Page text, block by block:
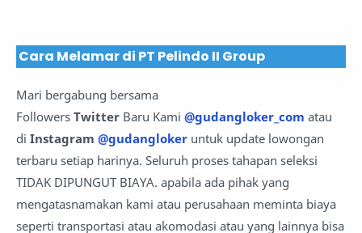
Cara Melamar di PT Pelindo II Group
Mari bergabung bersama
Followers Twitter Baru Kami @gudangloker_com atau
di Instagram @gudangloker untuk update lowongan
terbaru setiap harinya. Seluruh proses tahapan seleksi
TIDAK DIPUNGUT BIAYA. apabila ada pihak yang
mengatasnamakan kami atau perusahaan meminta biaya
seperti transportasi atau akomodasi atau yang lainnya bisa